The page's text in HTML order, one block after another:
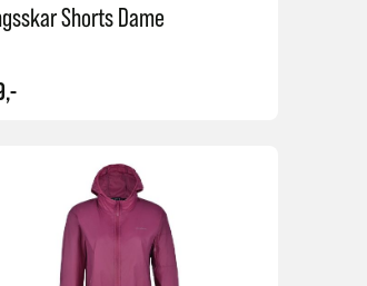
Shorts Dame